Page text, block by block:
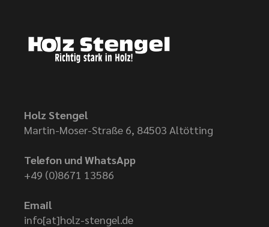
Holz Stengel
Martin-Moser-Straße 6, 84503 Altötting
Telefon und WhatsApp
+49 (0)8671 13586
Email
info[at]holz-stengel.de